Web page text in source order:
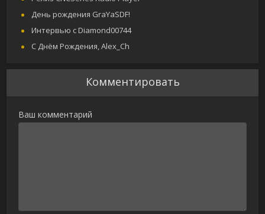
День рождения GraYaSDF!
Интервью с Diamond00744
С Днём Рождения, Alex_Ch
Комментировать
Ваш комментарий